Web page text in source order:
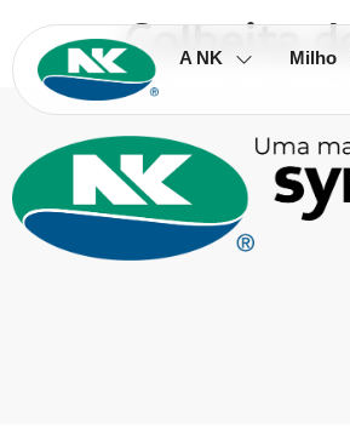
A NK Milho
Colheita